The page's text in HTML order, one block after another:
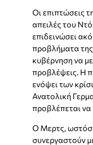
Οι επιπτώσεις
απειλές του
επιδεινώσει
προβλήματα
κυβέρνηση να
προβλέψεις. Η
ενόψει των
Ανατολική
προβλέπεται να
Ο Μερτς,
συνεργαστούν